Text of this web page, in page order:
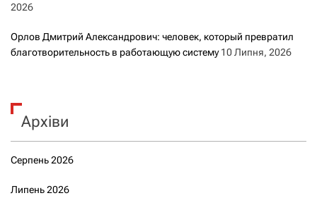
2026
Орлов Дмитрий Александрович: человек, который превратил
благотворительность в работающую систему 10 Липня, 2026
Архіви
Серпень 2026
Липень 2026